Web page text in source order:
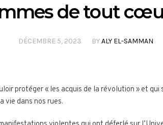
de tout
DÉCEMBRE 5, 2023 BYALY EL-SAMMAN
protéger « les acquis de la révolution » et
vie dans nos rues.